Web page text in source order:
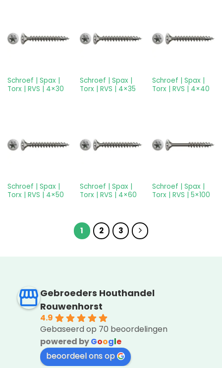
Schroef | Spax |
Torx | RVS | 4×30
Schroef | Spax |
Torx | RVS | 4×35
Schroef | Spax |
Torx | RVS | 4×40
Schroef | Spax |
Torx | RVS | 4×50
Schroef | Spax |
Torx | RVS | 4×60
Schroef | Spax |
Torx | RVS | 5×100
1 2 3
Gebroeders Houthandel
Rouwenhorst
4.9
Gebaseerd op 70 beoordelingen
powered byGoogle
beoordeel ons op